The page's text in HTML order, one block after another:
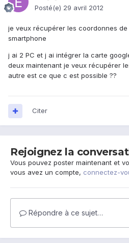
Posté(e) 29 avril 2012
je veux récupérer les coordonnes de
smartphone
j ai 2 PC et j ai intégrer la carte
deux maintenant je veux récupérer
autre est ce que c est possible ??
Citer
Rejoignez la
Vous pouvez poster maintenant et
vous avez un compte, connectez-
Répondre à ce sujet…